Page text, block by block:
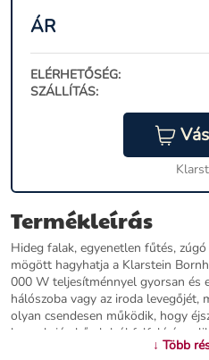
ÁR
ELÉRHETŐSÉG:
SZÁLLÍTÁS:
Termékleírás
Hideg falak, egyenetlen fűtés,
mögött hagyhatja a Klarstein
000 W teljesítménnyel gyorsan és
hálószoba vagy az iroda levegőjét,
olyan csendesen működik, hogy
konvekciós hő alulról felfelé
egész helyiséget – nincsenek↓ Több